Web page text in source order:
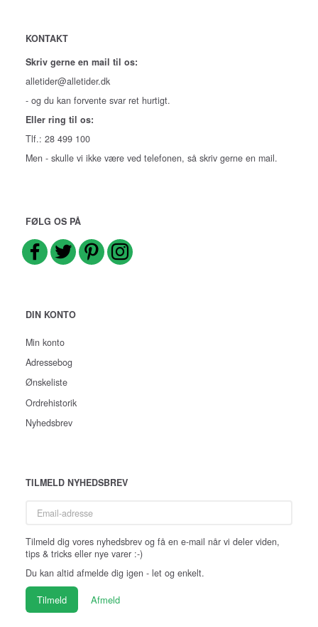
KONTAKT
Skriv gerne en mail til os:
alletider@alletider.dk
- og du kan forvente svar ret hurtigt.
Eller ring til os:
Tlf.: 28 499 100
Men - skulle vi ikke være ved telefonen, så skriv gerne en mail.
FØLG OS PÅ
DIN KONTO
Min konto
Adressebog
Ønskeliste
Ordrehistorik
Nyhedsbrev
TILMELD NYHEDSBREV
adresse
Tilmeld dig vores nyhedsbrev og få en e-mail når vi deler viden,
tips & tricks eller nye varer :-)
Du kan altid afmelde dig igen - let og enkelt.
Tilmeld Afmeld